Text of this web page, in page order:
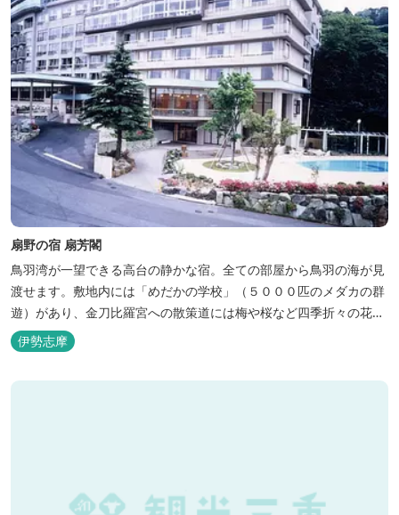
扇野の宿 扇芳閣
鳥羽湾が一望できる高台の静かな宿。全ての部屋から鳥羽の海が見
渡せます。敷地内には「めだかの学校」（５０００匹のメダカの群
遊）があり、金刀比羅宮への散策道には梅や桜など四季折々の花が
咲き誇り、ここ扇野ならではの懐かしい風景と感動に出会うことが
出来ます。 扇野温泉”初蕾の湯”では、水琴窟の音に耳をすませてみ
伊勢志摩